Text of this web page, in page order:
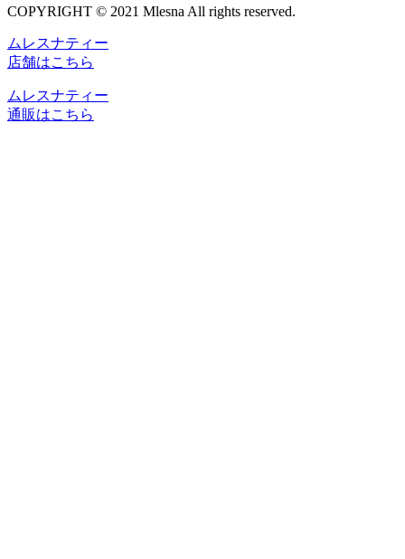
COPYRIGHT © 2021 Mlesna All rights reserved.
ムレスナティー
店舗はこちら
ムレスナティー
通販はこちら